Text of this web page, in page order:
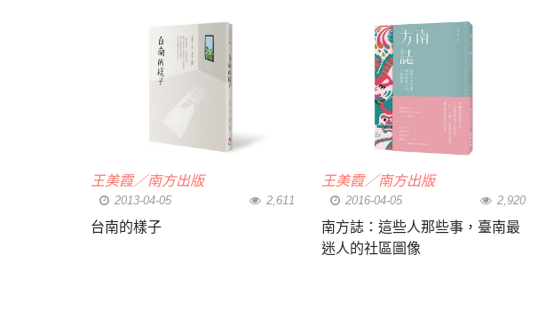
王美霞／南方出版
2013-04-05 2,611
台南的樣子
王美霞／南方出版
2016-04-05 2,920
南方誌：這些人那些事，臺南最
迷人的社區圖像